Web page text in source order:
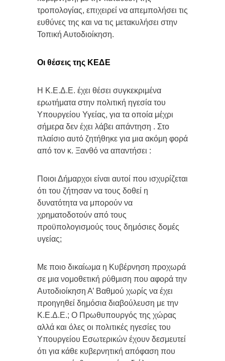
τροπολογίας, επιχειρεί να απεμπολήσει τις
ευθύνες της και να τις μετακυλήσει στην
Τοπική Αυτοδιοίκηση.
Οι θέσεις της ΚΕΔΕ
Η Κ.Ε.Δ.Ε. έχει θέσει συγκεκριμένα
ερωτήματα στην πολιτική ηγεσία του
Υπουργείου Υγείας, για τα οποία μέχρι
σήμερα δεν έχει λάβει απάντηση . Στο
πλαίσιο αυτό ζητήθηκε για μια ακόμη φορά
από τον κ. Ξανθό να απαντήσει :
Ποιοι Δήμαρχοι είναι αυτοί που ισχυρίζεται
ότι του ζήτησαν να τους δοθεί η
δυνατότητα να μπορούν να
χρηματοδοτούν από τους
προϋπολογισμούς τους δημόσιες δομές
υγείας;
Με ποιο δικαίωμα η Κυβέρνηση προχωρά
σε μια νομοθετική ρύθμιση που αφορά την
Αυτοδιοίκηση Α’ Βαθμού χωρίς να έχει
προηγηθεί δημόσια διαβούλευση με την
Κ.Ε.Δ.Ε.; Ο Πρωθυπουργός της χώρας
αλλά και όλες οι πολιτικές ηγεσίες του
Υπουργείου Εσωτερικών έχουν δεσμευτεί
ότι για κάθε κυβερνητική απόφαση που